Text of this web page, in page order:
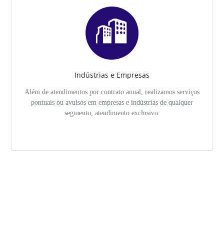
Indústrias e Empresas
Além de atendimentos por contrato anual, realizamos serviços
pontuais ou avulsos em empresas e indústrias de qualquer
segmento, atendimento exclusivo.